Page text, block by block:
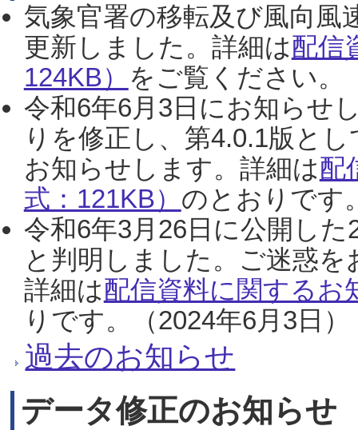
気象官署の移転及び風向風
更新しました。詳細は配信
124KB） をご覧ください。
令和6年6月3日にお知らせ
りを修正し、第4.0.1版と
お知らせします。詳細は配
式：121KB） のとおりです
令和6年3月26日に公開し
と判明しました。ご迷惑
詳細は配信資料に関するお
りです。（2024年6月3日）
過去のお知らせ
データ修正のお知らせ